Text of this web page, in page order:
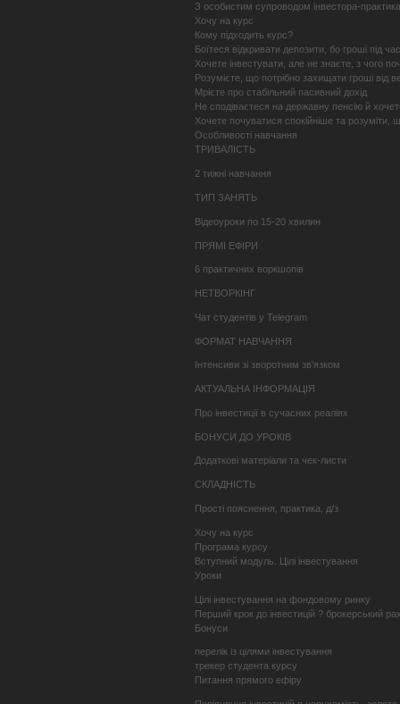
З особистим супроводом інвестора-
Хочу на курс
Кому підходить курс?
Боїтеся відкривати депозити, бо гроші під
Хочете інвестувати, але не знаєте, з чого
Розумієте, що потрібно захищати гроші від
Мрієте про стабільний пасивний дохід
Не сподіваєтеся на державну пенсію й
Хочете почуватися спокійніше та
Особливості навчання
ТРИВАЛІСТЬ
2 тижні навчання
ТИП ЗАНЯТЬ
Відеоуроки по 15-20 хвилин
ПРЯМІ ЕФІРИ
6 практичних воркшопів
НЕТВОРКІНГ
Чат студентів у Telegram
ФОРМАТ НАВЧАННЯ
Інтенсиви зі зворотним зв'язком
АКТУАЛЬНА ІНФОРМАЦІЯ
Про інвестиції в сучасних реаліях
БОНУСИ ДО УРОКІВ
Додаткові матеріали та чек-листи
СКЛАДНІСТЬ
Прості пояснення, практика, д/з
Хочу на курс
Програма курсу
Вступний модуль. Цілі інвестування
Уроки
Цілі інвестування на фондовому ринку
Перший крок до інвестицій ? брокерський
Бонуси
перелік із цілями інвестування
трекер студента курсу
Питання прямого ефіру